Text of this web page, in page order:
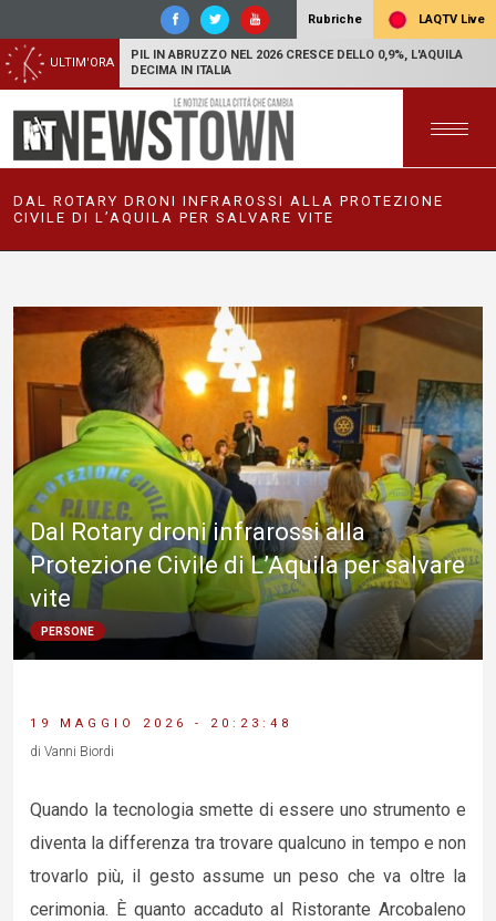
Rubriche LAQTV Live
ULTIM'ORA
PIL IN ABRUZZO NEL 2026 CRESCE DELLO 0,9%, L'AQUILA
DECIMA IN ITALIA
DAL ROTARY DRONI INFRAROSSI ALLA PROTEZIONE
CIVILE DI L’AQUILA PER SALVARE VITE
Dal Rotary droni infrarossi alla
Protezione Civile di L’Aquila per salvare
vite
PERSONE
19 MAGGIO 2026 - 20:23:48
di Vanni Biordi
Quando la tecnologia smette di essere uno strumento e
diventa la differenza tra trovare qualcuno in tempo e non
trovarlo più, il gesto assume un peso che va oltre la
cerimonia. È quanto accaduto al Ristorante Arcobaleno